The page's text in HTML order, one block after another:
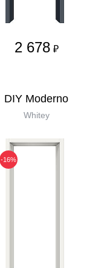
2 678 ₽
DIY Moderno
Whitey
-16%